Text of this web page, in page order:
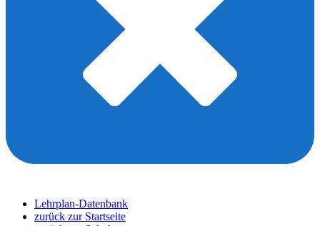
Lehrplan-Datenbank
zurück zur Startseite